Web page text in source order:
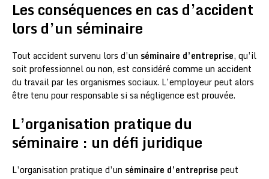
Les conséquences en cas d’accident
lors d’un séminaire
Tout accident survenu lors d’un séminaire d’entreprise, qu’il
soit professionnel ou non, est considéré comme un accident
du travail par les organismes sociaux. L’employeur peut alors
être tenu pour responsable si sa négligence est prouvée.
L’organisation pratique du
séminaire : un défi juridique
L’organisation pratique d’un séminaire d’entreprise peut